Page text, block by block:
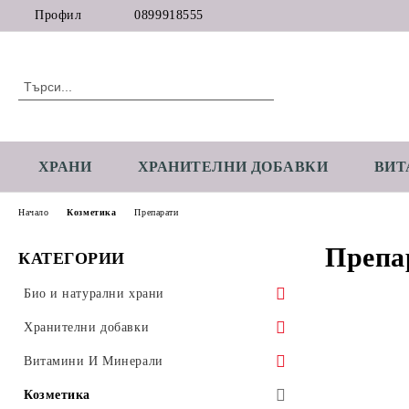
Профил 0899918555
ХРАНИ ХРАНИТЕЛНИ ДОБАВКИ
КАТЕГОРИИ
Био и натурални храни
Супер храни
Зърнени, бобови, семена
Натурални брашна
Сушени плодове и ядки
Хранителни добавки
Адаптогени
Аминокиселини
Витамини И Минерали
Витамин А
Козметика
Начало Козметика Препарати